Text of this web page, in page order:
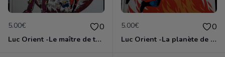
5.00€ 0
Luc Orient -Le maître de terango
5.00€ 0
Luc Orient -La planète de l'angoisse